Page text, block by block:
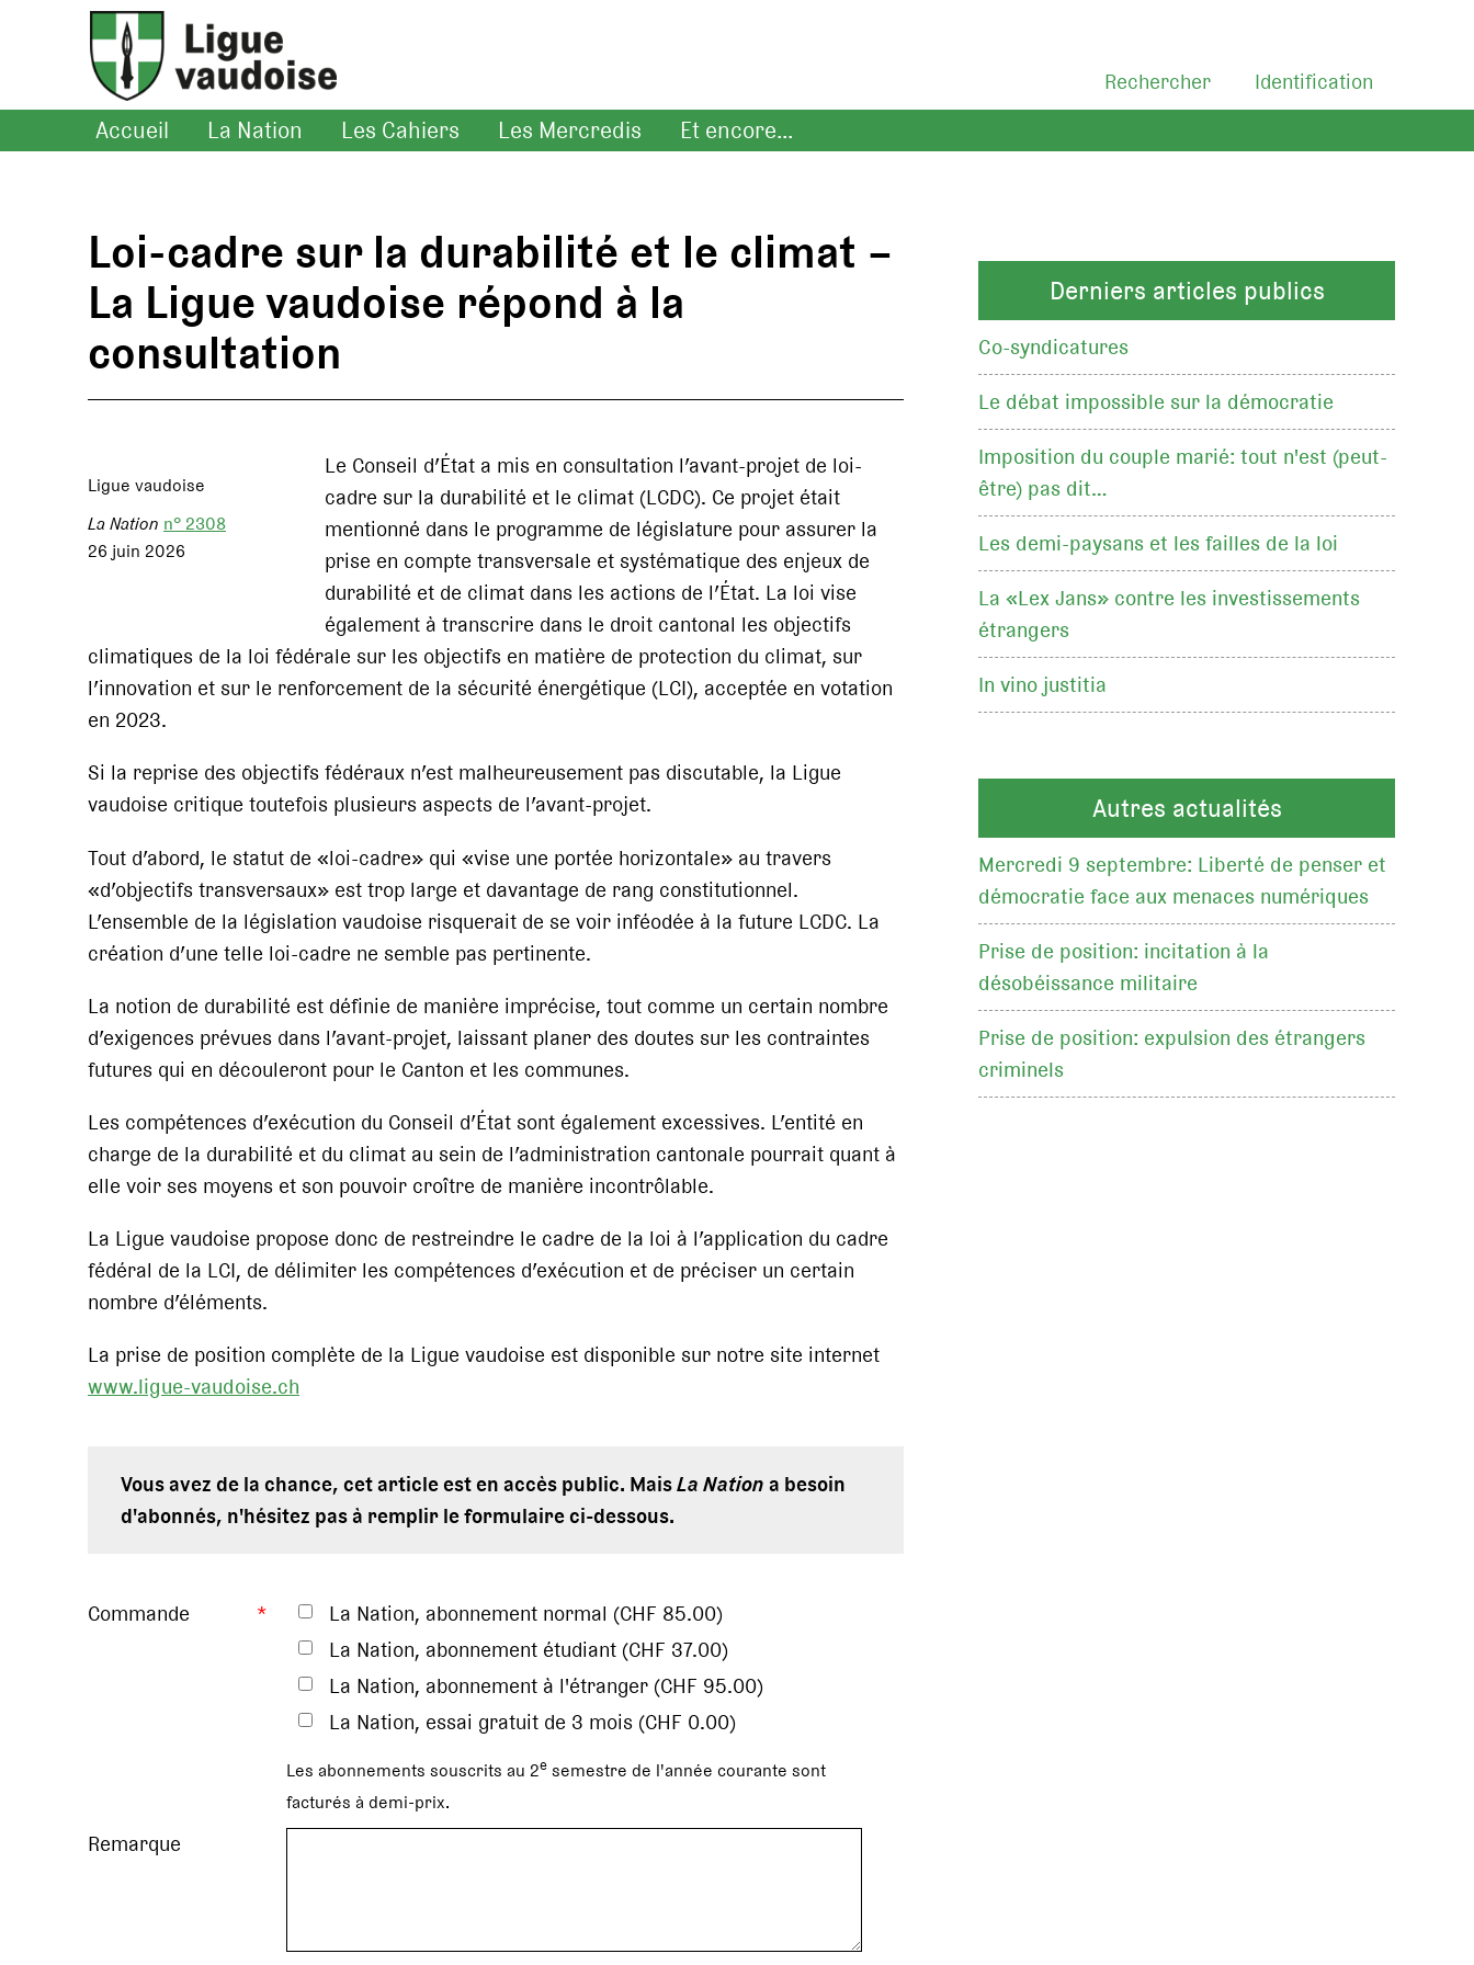
Identification
Rechercher
Accueil La Nation Les Cahiers Les Mercredis Et encore...
Loi-cadre sur la durabilité et le climat –
La Ligue vaudoise répond à la
consultation
Ligue vaudoise
La Nation n° 2308
26 juin 2026
Le Conseil d’État a mis en consultation l’avant-projet de loi-
cadre sur la durabilité et le climat (LCDC). Ce projet était
mentionné dans le programme de législature pour assurer la
prise en compte transversale et systématique des enjeux de
durabilité et de climat dans les actions de l’État. La loi vise
également à transcrire dans le droit cantonal les objectifs
climatiques de la loi fédérale sur les objectifs en matière de protection du climat, sur
l’innovation et sur le renforcement de la sécurité énergétique (LCI), acceptée en votation
en 2023.
Si la reprise des objectifs fédéraux n’est malheureusement pas discutable, la Ligue
vaudoise critique toutefois plusieurs aspects de l’avant-projet.
Tout d’abord, le statut de «loi-cadre» qui «vise une portée horizontale» au travers
«d’objectifs transversaux» est trop large et davantage de rang constitutionnel.
L’ensemble de la législation vaudoise risquerait de se voir inféodée à la future LCDC. La
création d’une telle loi-cadre ne semble pas pertinente.
La notion de durabilité est définie de manière imprécise, tout comme un certain nombre
d’exigences prévues dans l’avant-projet, laissant planer des doutes sur les contraintes
futures qui en découleront pour le Canton et les communes.
Les compétences d’exécution du Conseil d’État sont également excessives. L’entité en
charge de la durabilité et du climat au sein de l’administration cantonale pourrait quant à
elle voir ses moyens et son pouvoir croître de manière incontrôlable.
La Ligue vaudoise propose donc de restreindre le cadre de la loi à l’application du cadre
fédéral de la LCI, de délimiter les compétences d’exécution et de préciser un certain
nombre d’éléments.
La prise de position complète de la Ligue vaudoise est disponible sur notre site internet
www.ligue-vaudoise.ch
Vous avez de la chance, cet article est en accès public. MaisLa Nationa besoin
d'abonnés, n'hésitez pas à remplir le formulaire ci-dessous.
Commande *
La Nation, abonnement normal (CHF 85.00)
La Nation, abonnement étudiant (CHF 37.00)
La Nation, abonnement à l'étranger (CHF 95.00)
La Nation, essai gratuit de 3 mois (CHF 0.00)
Les abonnements souscrits au 2e semestre de l'année courante sont
facturés à demi-prix.
Remarque
Derniers articles publics
Co-syndicatures
Le débat impossible sur la démocratie
Imposition du couple marié: tout n'est (peut-
être) pas dit…
Les demi-paysans et les failles de la loi
La «Lex Jans» contre les investissements
étrangers
In vino justitia
Autres actualités
Mercredi 9 septembre: Liberté de penser et
démocratie face aux menaces numériques
Prise de position: incitation à la
désobéissance militaire
Prise de position: expulsion des étrangers
criminels